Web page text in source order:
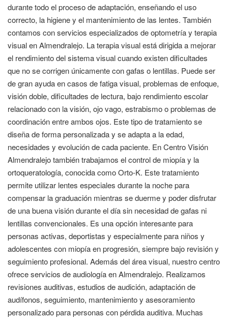
durante todo el proceso de adaptación, enseñando el uso
correcto, la higiene y el mantenimiento de las lentes. También
contamos con servicios especializados de optometría y terapia
visual en Almendralejo. La terapia visual está dirigida a mejorar
el rendimiento del sistema visual cuando existen dificultades
que no se corrigen únicamente con gafas o lentillas. Puede ser
de gran ayuda en casos de fatiga visual, problemas de enfoque,
visión doble, dificultades de lectura, bajo rendimiento escolar
relacionado con la visión, ojo vago, estrabismo o problemas de
coordinación entre ambos ojos. Este tipo de tratamiento se
diseña de forma personalizada y se adapta a la edad,
necesidades y evolución de cada paciente. En Centro Visión
Almendralejo también trabajamos el control de miopía y la
ortoqueratología, conocida como Orto-K. Este tratamiento
permite utilizar lentes especiales durante la noche para
compensar la graduación mientras se duerme y poder disfrutar
de una buena visión durante el día sin necesidad de gafas ni
lentillas convencionales. Es una opción interesante para
personas activas, deportistas y especialmente para niños y
adolescentes con miopía en progresión, siempre bajo revisión y
seguimiento profesional. Además del área visual, nuestro centro
ofrece servicios de audiología en Almendralejo. Realizamos
revisiones auditivas, estudios de audición, adaptación de
audífonos, seguimiento, mantenimiento y asesoramiento
personalizado para personas con pérdida auditiva. Muchas